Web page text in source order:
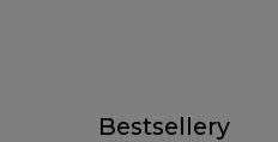
Bestsellery